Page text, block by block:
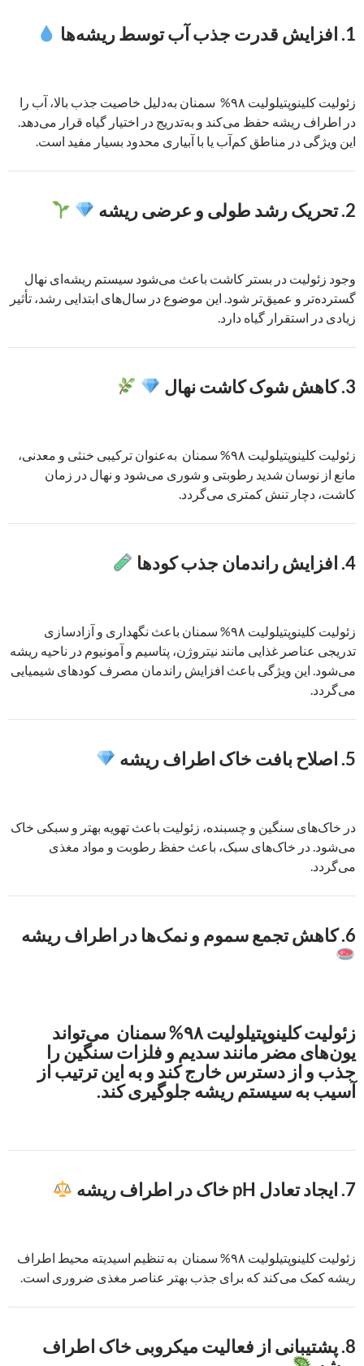
1. افزایش قدرت جذب آب توسط ریشه‌ها
زئولیت کلینوپتیلولیت ۹۸% سمنان به‌دلیل خاصیت جذب بالا، آب را
در اطراف ریشه حفظ می‌کند و به‌تدریج در اختیار گیاه قرار می‌دهد.
این ویژگی در مناطق کم‌آب یا با آبیاری محدود بسیار مفید است.
2. تحریک رشد طولی و عرضی ریشه
وجود زئولیت در بستر کاشت باعث می‌شود سیستم ریشه‌ای نهال
گسترده‌تر و عمیق‌تر شود. این موضوع در سال‌های ابتدایی رشد، تأثیر
زیادی در استقرار گیاه دارد.
3. کاهش شوک کاشت نهال
زئولیت کلینوپتیلولیت ۹۸% سمنان به‌عنوان ترکیبی خنثی و معدنی،
مانع از نوسان شدید رطوبتی و شوری می‌شود و نهال در زمان
کاشت، دچار تنش کمتری می‌گردد.
4. افزایش راندمان جذب کودها
زئولیت کلینوپتیلولیت ۹۸% سمنان باعث نگهداری و آزادسازی
تدریجی عناصر غذایی مانند نیتروژن، پتاسیم و آمونیوم در ناحیه ریشه
می‌شود. این ویژگی باعث افزایش راندمان مصرف کودهای شیمیایی
می‌گردد.
5. اصلاح بافت خاک اطراف ریشه
در خاک‌های سنگین و چسبنده، زئولیت باعث تهویه بهتر و سبکی خاک
می‌شود. در خاک‌های سبک، باعث حفظ رطوبت و مواد مغذی
می‌گردد.
6. کاهش تجمع سموم و نمک‌ها در اطراف ریشه
زئولیت کلینوپتیلولیت ۹۸% سمنان می‌تواند
یون‌های مضر مانند سدیم و فلزات سنگین را
جذب و از دسترس خارج کند و به این ترتیب از
آسیب به سیستم ریشه جلوگیری ‌کند.
7. ایجاد تعادل pH خاک در اطراف ریشه
زئولیت کلینوپتیلولیت ۹۸% سمنان به تنظیم اسیدیته محیط اطراف
ریشه کمک می‌کند که برای جذب بهتر عناصر مغذی ضروری است.
8. پشتیبانی از فعالیت میکروبی خاک اطراف